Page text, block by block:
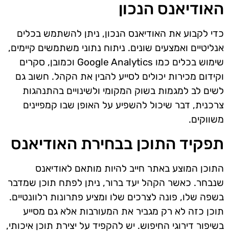
האודיאנס הנכון
כדי לקבוע את האודיאנס הנכון, ניתן להשתמש בכלים
אנליטיים ואמצעים שונים. ניתוח נתוני משתמשים קיימים,
שימוש בכלים כמו Google Analytics וכמובן, סקרים
וקידום מכירות יכולים לסייע להבין את הקהל. חשוב גם
לשים לב למגמות בשוק המקומי ולשינויים בהתנהגות
צרכנית, דבר שיכול להשפיע על האופן שבו קמפיינים
משווקים.
תפקיד התוכן בבחירת האודיאנס
התוכן המוצע באתר חייב להיות מותאם לאודיאנס
שנבחר. כאשר הקהל יעד ברור, ניתן לפתח תוכן שמדבר
בשפה שלו, פונה לצרכים שלו ומציע פתרונות רלוונטיים.
תוכן כזה לא רק מגביר את המעורבות אלא גם מסייע
בשיפור דירוגי החיפוש. יש להקפיד על יצירת תוכן איכותי,